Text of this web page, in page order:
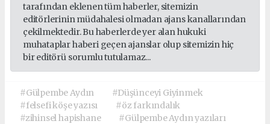
tarafından eklenen tüm haberler, sitemizin
editörlerinin müdahalesi olmadan ajans kanallarından
çekilmektedir. Bu haberlerde yer alan hukuki
muhataplar haberi geçen ajanslar olup sitemizin hiç
bir editörü sorumlu tutulamaz...
#Gülpembe Aydın
#Düşünceyi Giyinmek
#felsefi köşe yazısı
#öz farkındalık
#zihinsel hapishane
#Gülpembe Aydın yazıları